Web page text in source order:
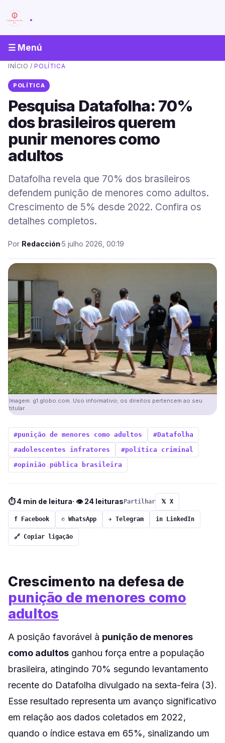
.
☰ Menú
INÍCIO /POLÍTICA
POLÍTICA
Pesquisa Datafolha: 70%
dos brasileiros querem
punir menores como
adultos
Datafolha revela que 70% dos brasileiros
defendem punição de menores como adultos.
Crescimento de 5% desde 2022. Confira os
detalhes completos.
Por Redacción·5 julho 2026, 00:19
Imagem: g1.globo.com. Uso informativo; os direitos pertencem ao seu
titular.
#punição de menores como adultos
#Datafolha
#adolescentes infratores
#política criminal
#opinião pública brasileira
⏱ 4 min de leitura· 👁 24 leiturasPartilhar 𝕏 X
f Facebook ✆ WhatsApp ✈ Telegram in LinkedIn
🔗 Copiar ligação
Crescimento na defesa de
punição de menores como
adultos
A posição favorável à punição de menores
como adultos ganhou força entre a população
brasileira, atingindo 70% segundo levantamento
recente do Datafolha divulgado na sexta-feira (3).
Esse resultado representa um avanço significativo
em relação aos dados coletados em 2022,
quando o índice estava em 65%, sinalizando um